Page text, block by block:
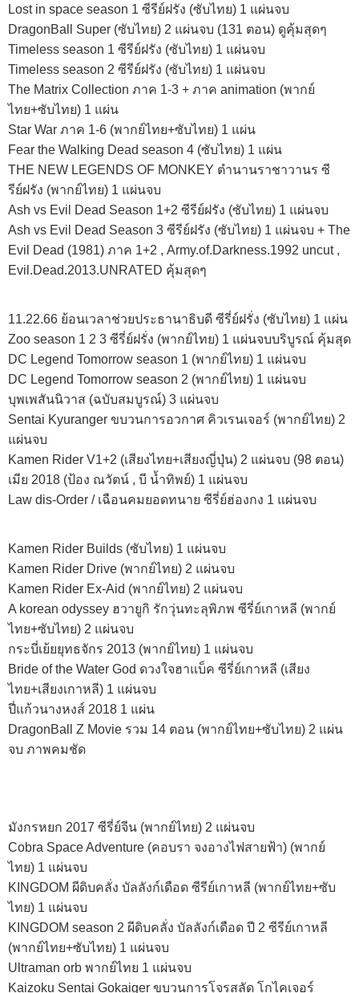
Lost in space season 1 ซีรีย์ฝรัง (ซับไทย) 1 แผ่นจบ
DragonBall Super (ซับไทย) 2 แผ่นจบ (131 ตอน) ดูคุ้มสุดๆ
Timeless season 1 ซีรีย์ฝรัง (ซับไทย) 1 แผ่นจบ
Timeless season 2 ซีรีย์ฝรัง (ซับไทย) 1 แผ่นจบ
The Matrix Collection ภาค 1-3 + ภาค animation (พากย์
ไทย+ซับไทย) 1 แผ่น
Star War ภาค 1-6 (พากย์ไทย+ซับไทย) 1 แผ่น
Fear the Walking Dead season 4 (ซับไทย) 1 แผ่น
THE NEW LEGENDS OF MONKEY ตำนานราชาวานร ซี
รีย์ฝรัง (พากย์ไทย) 1 แผ่นจบ
Ash vs Evil Dead Season 1+2 ซีรีย์ฝรัง (ซับไทย) 1 แผ่นจบ
Ash vs Evil Dead Season 3 ซีรีย์ฝรัง (ซับไทย) 1 แผ่นจบ + The
Evil Dead (1981) ภาค 1+2 , Army.of.Darkness.1992 uncut ,
Evil.Dead.2013.UNRATED คุ้มสุดๆ
11.22.66 ย้อนเวลาช่วยประธานาธิบดี ซีรี่ย์ฝรั่ง (ซับไทย) 1 แผ่น
Zoo season 1 2 3 ซีรี่ย์ฝรั่ง (พากย์ไทย) 1 แผ่นจบบริบูรณ์ คุ้มสุด
DC Legend Tomorrow season 1 (พากย์ไทย) 1 แผ่นจบ
DC Legend Tomorrow season 2 (พากย์ไทย) 1 แผ่นจบ
บุพเพสันนิวาส (ฉบับสมบูรณ์) 3 แผ่นจบ
Sentai Kyuranger ขบวนการอวกาศ คิวเรนเจอร์ (พากย์ไทย) 2
แผ่นจบ
Kamen Rider V1+2 (เสียงไทย+เสียงญี่ปุ่น) 2 แผ่นจบ (98 ตอน)
เมีย 2018 (ป้อง ณวัตน์ , บี น้ำทิพย์) 1 แผ่นจบ
Law dis-Order / เฉือนคมยอดทนาย ซีรี่ย์ฮ่องกง 1 แผ่นจบ
Kamen Rider Builds (ซับไทย) 1 แผ่นจบ
Kamen Rider Drive (พากย์ไทย) 2 แผ่นจบ
Kamen Rider Ex-Aid (พากย์ไทย) 2 แผ่นจบ
A korean odyssey ฮวายูกิ รักวุ่นทะลุพิภพ ซีรี่ย์เกาหลี (พากย์
ไทย+ซับไทย) 2 แผ่นจบ
กระบี่เย้ยยุทธจักร 2013 (พากย์ไทย) 1 แผ่นจบ
Bride of the Water God ดวงใจฮาแบ็ค ซีรี่ย์เกาหลี (เสียง
ไทย+เสียงเกาหลี) 1 แผ่นจบ
ปี่แก้วนางหงส์ 2018 1 แผ่น
DragonBall Z Movie รวม 14 ตอน (พากย์ไทย+ซับไทย) 2 แผ่น
จบ ภาพคมชัด
มังกรหยก 2017 ซีรี่ย์จีน (พากย์ไทย) 2 แผ่นจบ
Cobra Space Adventure (คอบรา จงอางไฟสายฟ้า) (พากย์
ไทย) 1 แผ่นจบ
KINGDOM ผีดิบคลั่ง บัลลังก์เดือด ซีรีย์เกาหลี (พากย์ไทย+ซับ
ไทย) 1 แผ่นจบ
KINGDOM season 2 ผีดิบคลั่ง บัลลังก์เดือด ปี 2 ซีรีย์เกาหลี
(พากย์ไทย+ซับไทย) 1 แผ่นจบ
Ultraman orb พากย์ไทย 1 แผ่นจบ
Kaizoku Sentai Gokaiger ขบวนการโจรสลัด โกไคเจอร์